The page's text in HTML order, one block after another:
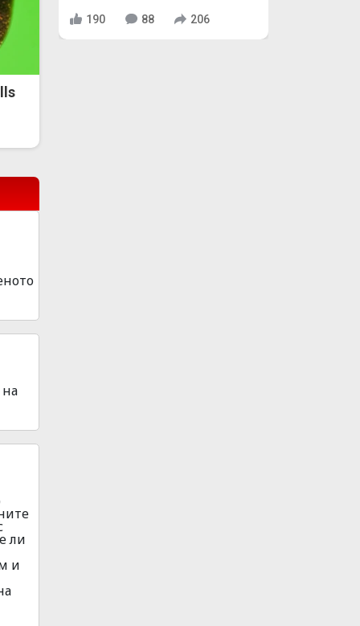
ли
и
190 88 206